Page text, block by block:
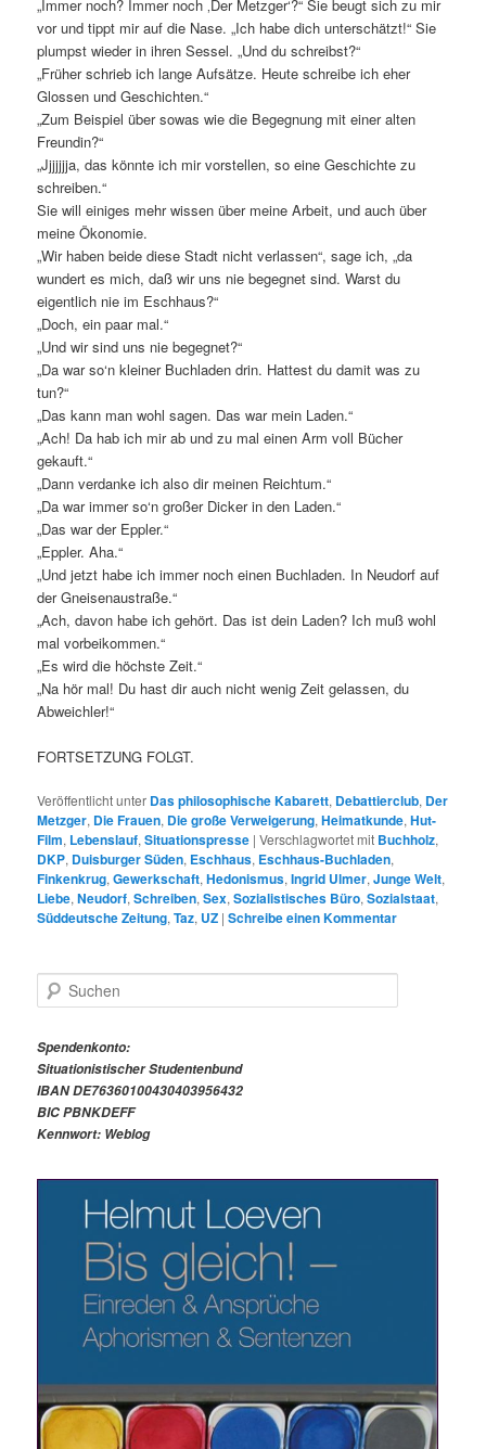
„Immer noch? Immer noch ‚Der Metzger‘?“ Sie beugt sich zu mir
vor und tippt mir auf die Nase. „Ich habe dich unterschätzt!“ Sie
plumpst wieder in ihren Sessel. „Und du schreibst?“
„Früher schrieb ich lange Aufsätze. Heute schreibe ich eher
Glossen und Geschichten.“
„Zum Beispiel über sowas wie die Begegnung mit einer alten
Freundin?“
„Jjjjjjja, das könnte ich mir vorstellen, so eine Geschichte zu
schreiben.“
Sie will einiges mehr wissen über meine Arbeit, und auch über
meine Ökonomie.
„Wir haben beide diese Stadt nicht verlassen“, sage ich, „da
wundert es mich, daß wir uns nie begegnet sind. Warst du
eigentlich nie im Eschhaus?“
„Doch, ein paar mal.“
„Und wir sind uns nie begegnet?“
„Da war so‘n kleiner Buchladen drin. Hattest du damit was zu
tun?“
„Das kann man wohl sagen. Das war mein Laden.“
„Ach! Da hab ich mir ab und zu mal einen Arm voll Bücher
gekauft.“
„Dann verdanke ich also dir meinen Reichtum.“
„Da war immer so‘n großer Dicker in den Laden.“
„Das war der Eppler.“
„Eppler. Aha.“
„Und jetzt habe ich immer noch einen Buchladen. In Neudorf auf
der Gneisenaustraße.“
„Ach, davon habe ich gehört. Das ist dein Laden? Ich muß wohl
mal vorbeikommen.“
„Es wird die höchste Zeit.“
„Na hör mal! Du hast dir auch nicht wenig Zeit gelassen, du
Abweichler!“
FORTSETZUNG FOLGT.
Veröffentlicht unter Das philosophische Kabarett, Debattierclub, Der
Metzger, Die Frauen, Die große Verweigerung,Heimatkunde,Hut-
Film, Lebenslauf,Situationspresse |Verschlagwortet mit Buchholz,
DKP, Duisburger Süden, Eschhaus, Eschhaus-Buchladen,
Finkenkrug,Gewerkschaft,Hedonismus,Ingrid Ulmer,Junge Welt,
Liebe,Neudorf,Schreiben,Sex,Sozialistisches Büro,Sozialstaat,
Süddeutsche Zeitung,Taz, UZ |Schreibe einen Kommentar
u
h
e
n
Spendenkonto:
Situationistischer Studentenbund
IBAN DE76360100430403956432
BIC PBNKDEFF
Kennwort: Weblog